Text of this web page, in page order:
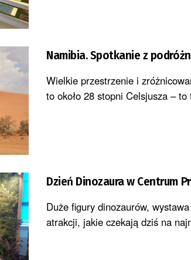
Namibia. Spotkanie z
Wielkie przestrzenie i
to około 28 stopni Celsjusza –
Dzień Dinozaura w Centrum
Duże figury dinozaurów,
atrakcji, jakie czekają dziś na